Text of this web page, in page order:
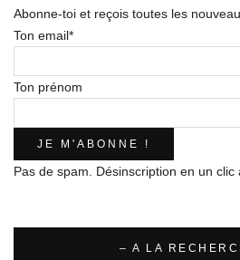
Abonne-toi et reçois toutes les
Ton email*
Ton prénom
Pas de spam. Désinscription en un clic
– A LA